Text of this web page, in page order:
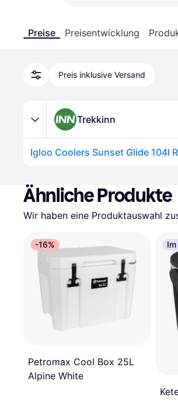
Preise Preisentwicklung
Preis inklusive Versand
Trekkinn
Ähnliche Produkte
Wir haben eine Produktauswahl
-16%
Petromax Cool Box 25L
Alpine White